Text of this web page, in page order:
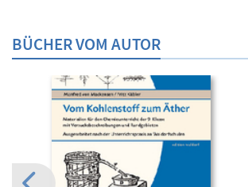
BÜCHER VOM AUTOR